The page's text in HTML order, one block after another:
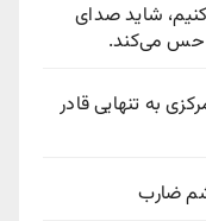
شاید صدای
حس می‌کند.
به تنهایی قادر
ضارب